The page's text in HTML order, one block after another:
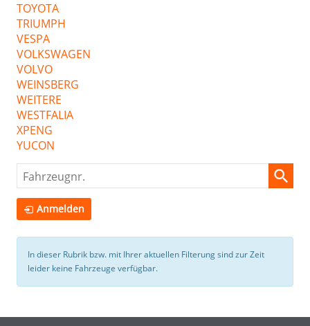
In dieser Rubrik bzw. mit Ihrer aktuellen Filterung sind zur Zeit
leider keine Fahrzeuge verfügbar.
TOYOTA
TRIUMPH
VESPA
VOLKSWAGEN
VOLVO
WEINSBERG
WEITERE
WESTFALIA
XPENG
YUCON
Fahrzeugnr.
Anmelden